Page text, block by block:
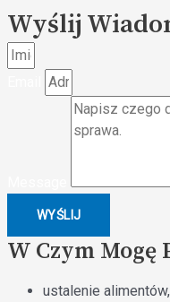
Wyślij
WYŚLIJ
W Czym Mogę
ustalenie alimentów,